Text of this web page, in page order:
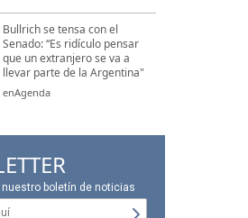
en la asunción como presidente y nueva
Bullrich se tensa con el
Senado: “Es ridículo pensar
que un extranjero se va a
llevar parte de la Argentina"
enAgenda
boletín de noticias